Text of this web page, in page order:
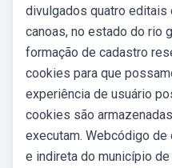
divulgados quatro editais
canoas, no estado do rio
formação de cadastro
cookies para que
experiência de usuário
cookies são
executam. Webcódigo
e indireta do município de